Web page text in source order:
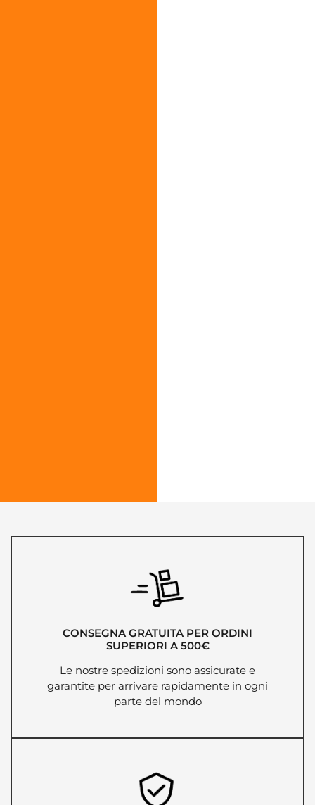
CONSEGNA GRATUITA PER ORDINI
SUPERIORI A 500€
Le nostre spedizioni sono assicurate e
garantite per arrivare rapidamente in ogni
parte del mondo